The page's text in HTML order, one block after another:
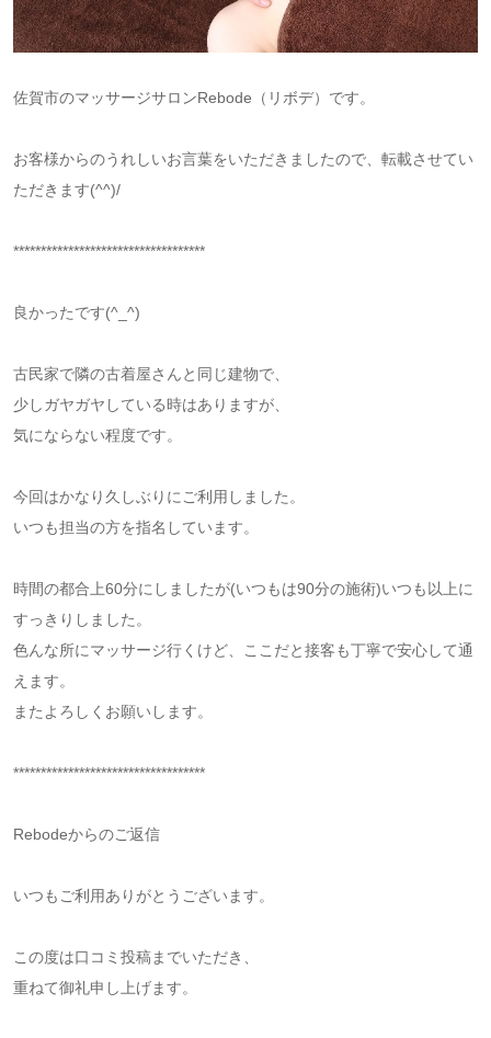
佐賀市のマッサージサロンRebode（リボデ）です。
お客様からのうれしいお言葉をいただきましたので、転載させてい
ただきます(^^)/
***********************************
良かったです(^_^)
古民家で隣の古着屋さんと同じ建物で、
少しガヤガヤしている時はありますが、
気にならない程度です。
今回はかなり久しぶりにご利用しました。
いつも担当の方を指名しています。
時間の都合上60分にしましたが(いつもは90分の施術)いつも以上に
すっきりしました。
色んな所にマッサージ行くけど、ここだと接客も丁寧で安心して通
えます。
またよろしくお願いします。
***********************************
Rebodeからのご返信
いつもご利用ありがとうございます。
この度は口コミ投稿までいただき、
重ねて御礼申し上げます。